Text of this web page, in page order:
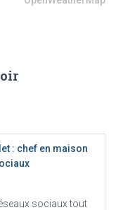
: chef en maison
sociaux tout